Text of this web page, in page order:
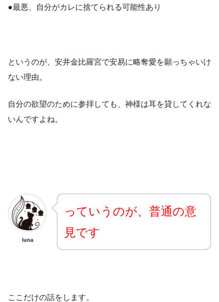
●最悪、自分がカレに捨てられる可能性あり
というのが、安井金比羅宮で安易に略奪愛を願っちゃいけ
ない理由。
自分の欲望のために参拝しても、神様は耳を貸してくれな
いんですよね。
luna
っていうのが、普通の意
見です
ここだけの話をします。